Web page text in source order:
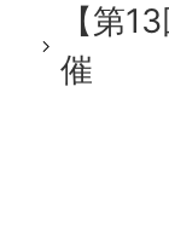
【第
催